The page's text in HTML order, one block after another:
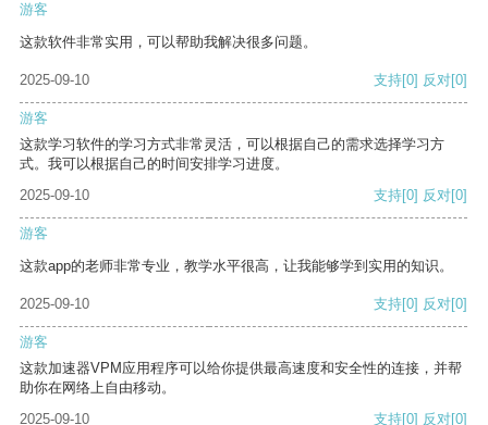
游客
这款软件非常实用，可以帮助我解决很多问题。
2025-09-10 支持[0] 反对[0]
游客
这款学习软件的学习方式非常灵活，可以根据自己的需求选择学习方
式。我可以根据自己的时间安排学习进度。
2025-09-10
支持[0] 反对[0]
游客
这款app的老师非常专业，教学水平很高，让我能够学到实用的知识。
2025-09-10 支持[0] 反对[0]
游客
这款加速器VPM应用程序可以给你提供最高速度和安全性的连接，并帮
助你在网络上自由移动。
2025-09-10
支持[0] 反对[0]